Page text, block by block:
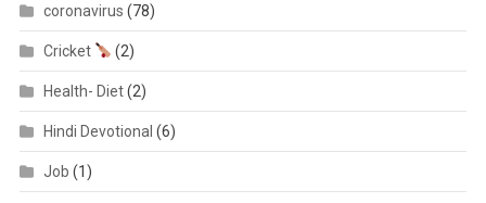
coronavirus (78)
Cricket (2)
Health- Diet(2)
Hindi Devotional (6)
Job (1)